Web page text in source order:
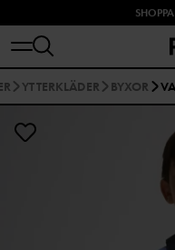
YTTERKLÄDER BYXOR